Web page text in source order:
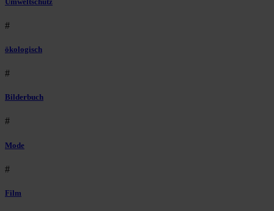
#
ökologisch
#
Bilderbuch
#
Mode
#
Film